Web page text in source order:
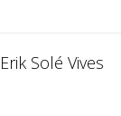
Erik Solé Vives